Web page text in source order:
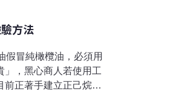
方法
假冒純橄欖油，必須用
」，黑心商人若使用工
前正著手建立正己烷檢